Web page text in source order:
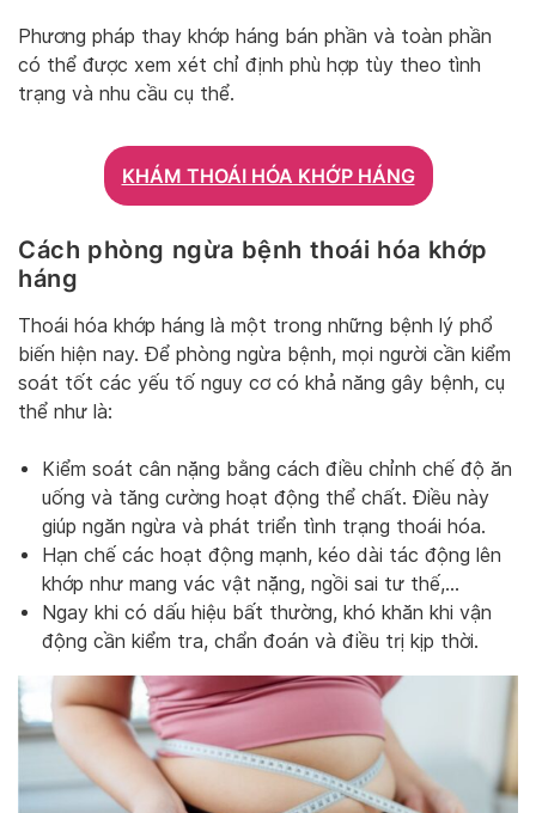
Phương pháp thay khớp háng bán phần và toàn phần
có thể được xem xét chỉ định phù hợp tùy theo tình
trạng và nhu cầu cụ thể.
KHÁM THOÁI HÓA KHỚP HÁNG
Cách phòng ngừa bệnh thoái hóa khớp
háng
Thoái hóa khớp háng là một trong những bệnh lý phổ
biến hiện nay. Để phòng ngừa bệnh, mọi người cần kiểm
soát tốt các yếu tố nguy cơ có khả năng gây bệnh, cụ
thể như là:
Kiểm soát cân nặng bằng cách điều chỉnh chế độ ăn
uống và tăng cường hoạt động thể chất. Điều này
giúp ngăn ngừa và phát triển tình trạng thoái hóa.
Hạn chế các hoạt động mạnh, kéo dài tác động lên
khớp như mang vác vật nặng, ngồi sai tư thế,…
Ngay khi có dấu hiệu bất thường, khó khăn khi vận
động cần kiểm tra, chẩn đoán và điều trị kịp thời.